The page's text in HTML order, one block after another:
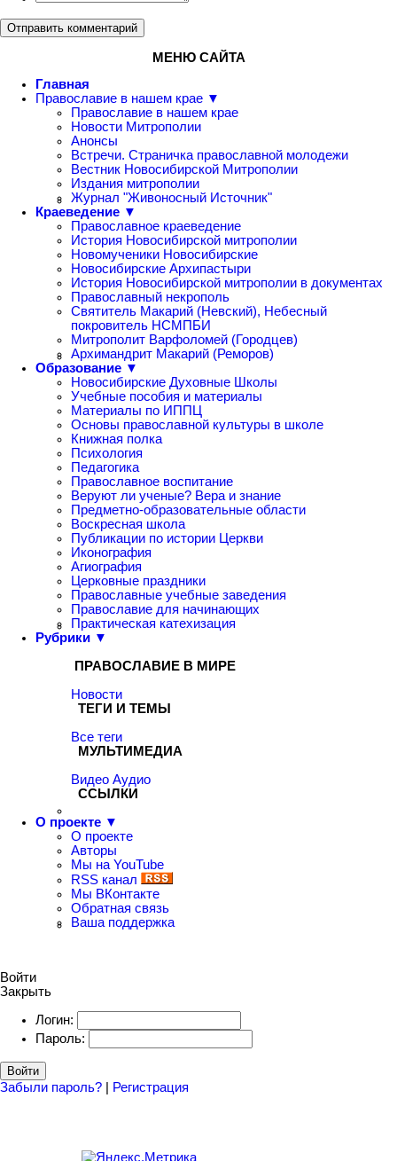
Отправить комментарий
МЕНЮ САЙТА
Главная
Православие в нашем крае ▼
Православие в нашем крае
Новости Митрополии
Анонсы
Встречи. Страничка православной молодежи
Вестник Новосибирской Митрополии
Издания митрополии
Журнал "Живоносный Источник"
Краеведение ▼
Православное краеведение
История Новосибирской митрополии
Новомученики Новосибирские
Новосибирские Архипастыри
История Новосибирской митрополии в документах
Православный некрополь
Святитель Макарий (Невский), Небесный
покровитель НСМПБИ
Митрополит Варфоломей (Городцев)
Архимандрит Макарий (Реморов)
Образование ▼
Новосибирские Духовные Школы
Учебные пособия и материалы
Материалы по ИППЦ
Основы православной культуры в школе
Книжная полка
Психология
Педагогика
Православное воспитание
Веруют ли ученые? Вера и знание
Предметно-образовательные области
Воскресная школа
Публикации по истории Церкви
Иконография
Агиография
Церковные праздники
Православные учебные заведения
Православие для начинающих
Практическая катехизация
Рубрики ▼
ПРАВОСЛАВИЕ В МИРЕ
Новости
ТЕГИ И ТЕМЫ
Все теги
МУЛЬТИМЕДИА
Видео Аудио
ССЫЛКИ
О проекте ▼
О проекте
Авторы
Мы на YouTube
RSS канал
Мы ВКонтакте
Обратная связь
Ваша поддержка
Войти
Закрыть
Логин:
Пароль:
Войти
Забыли пароль? Регистрация